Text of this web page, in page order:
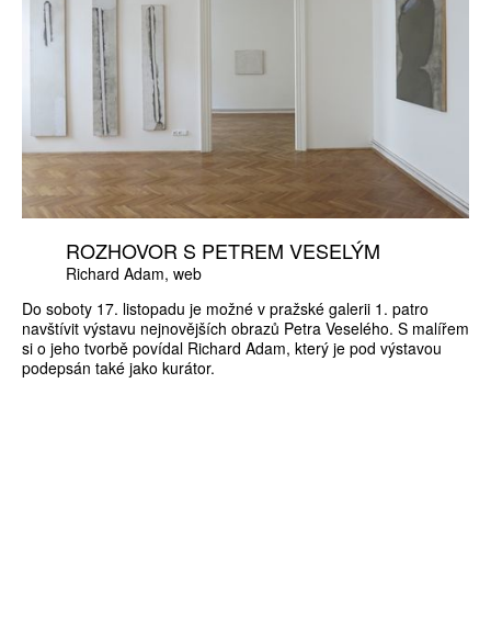
ROZHOVOR S PETREM VESELÝM
Richard Adam web
Do soboty 17. listopadu je možné v pražské galerii 1. patro
navštívit výstavu nejnovějších obrazů Petra Veselého. S malířem
si o jeho tvorbě povídal Richard Adam, který je pod výstavou
podepsán také jako kurátor.